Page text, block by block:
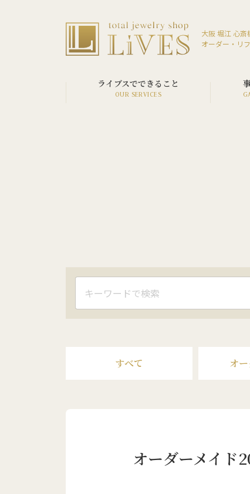
大阪 堀江 心斎
オーダー・リ
ライブスでできること
すべて オ
オーダーメイド